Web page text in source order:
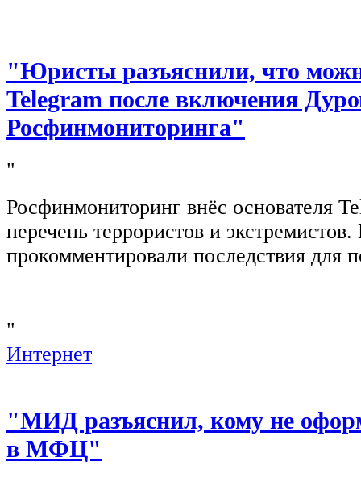
"Юристы разъяснили, что
Telegram после включения
Росфинмониторинга"
"
Росфинмониторинг внёс основателя
перечень террористов и
прокомментировали последствия для
"
Интернет
"МИД разъяснил, кому не
в МФЦ"